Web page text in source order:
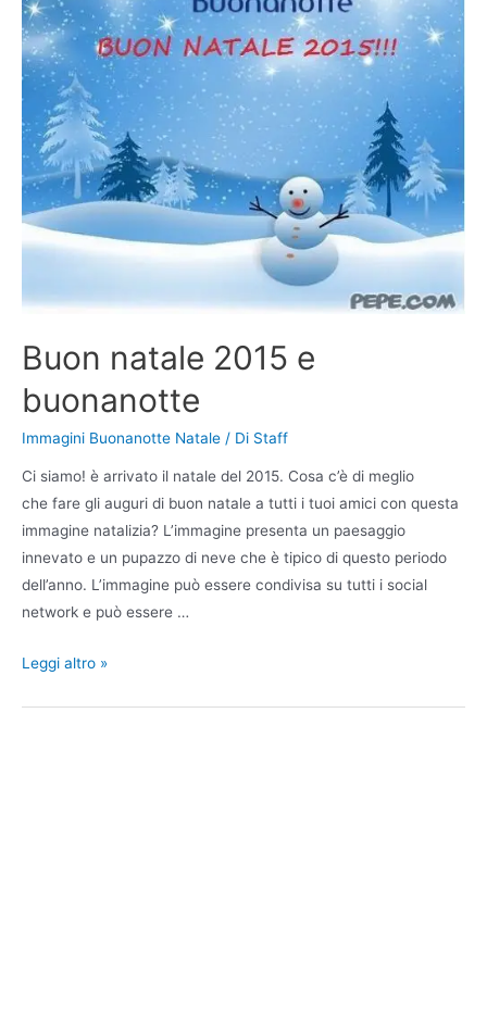
Buon natale 2015 e
buonanotte
Immagini Buonanotte Natale / Di Staff
Ci siamo! è arrivato il natale del 2015. Cosa c’è di meglio
che fare gli auguri di buon natale a tutti i tuoi amici con questa
immagine natalizia? L’immagine presenta un paesaggio
innevato e un pupazzo di neve che è tipico di questo periodo
dell’anno. L’immagine può essere condivisa su tutti i social
network e può essere …
Buon
Leggi altro »